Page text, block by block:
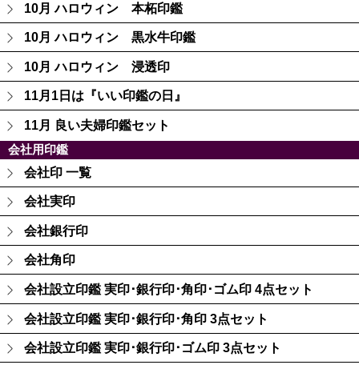
10月 ハロウィン 本柘印鑑
10月 ハロウィン 黒水牛印鑑
10月 ハロウィン 浸透印
11月1日は『いい印鑑の日』
11月 良い夫婦印鑑セット
会社用印鑑
会社印 一覧
会社実印
会社銀行印
会社角印
会社設立印鑑 実印･銀行印･角印･ゴム印 4点セット
会社設立印鑑 実印･銀行印･角印 3点セット
会社設立印鑑 実印･銀行印･ゴム印 3点セット